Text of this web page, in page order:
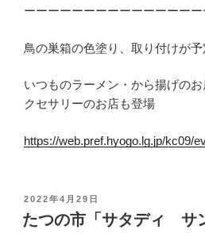
ーーーーーーーーーーーーーー
鳥の巣箱の色塗り、取り付けが予
いつものラーメン・から揚げの
クセサリーのお店も登場
https://web.pref.hyogo.lg.jp/kc09/
投
稿
日
2022年4月29日
たつの市「サタディ サ